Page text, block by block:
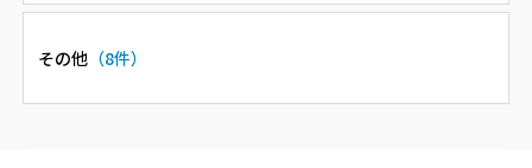
その他 （8件）